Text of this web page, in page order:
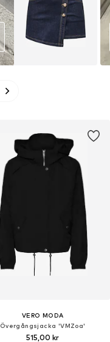
VERO MODA
Övergångsjacka 'VMZoa'
515,00 kr